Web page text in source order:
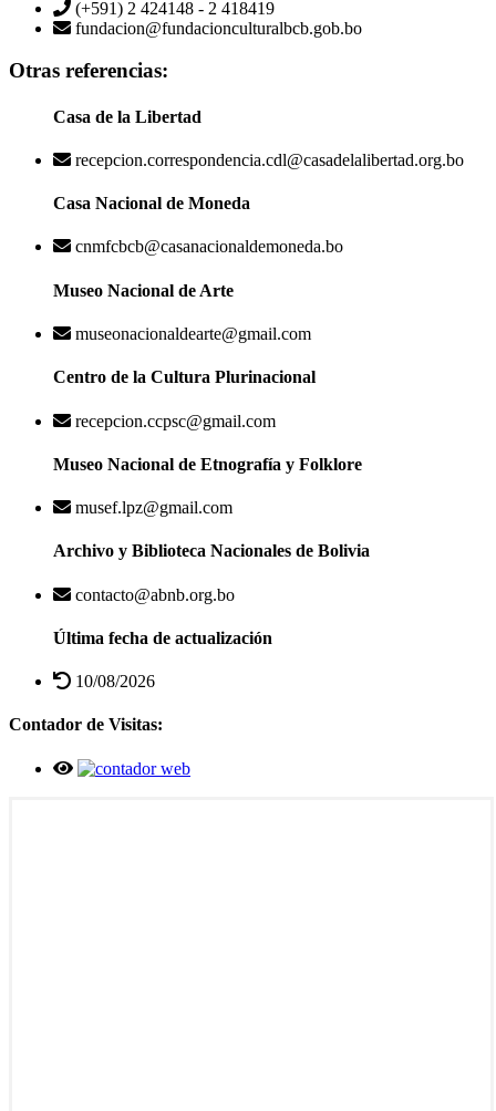
(+591) 2 424148 - 2 418419
fundacion@fundacionculturalbcb.gob.bo
Otras referencias:
Casa de la Libertad
recepcion.correspondencia.cdl@casadelalibertad.org.bo
Casa Nacional de Moneda
cnmfcbcb@casanacionaldemoneda.bo
Museo Nacional de Arte
museonacionaldearte@gmail.com
Centro de la Cultura Plurinacional
recepcion.ccpsc@gmail.com
Museo Nacional de Etnografía y Folklore
musef.lpz@gmail.com
Archivo y Biblioteca Nacionales de Bolivia
contacto@abnb.org.bo
Última fecha de actualización
10/08/2026
Contador de Visitas: